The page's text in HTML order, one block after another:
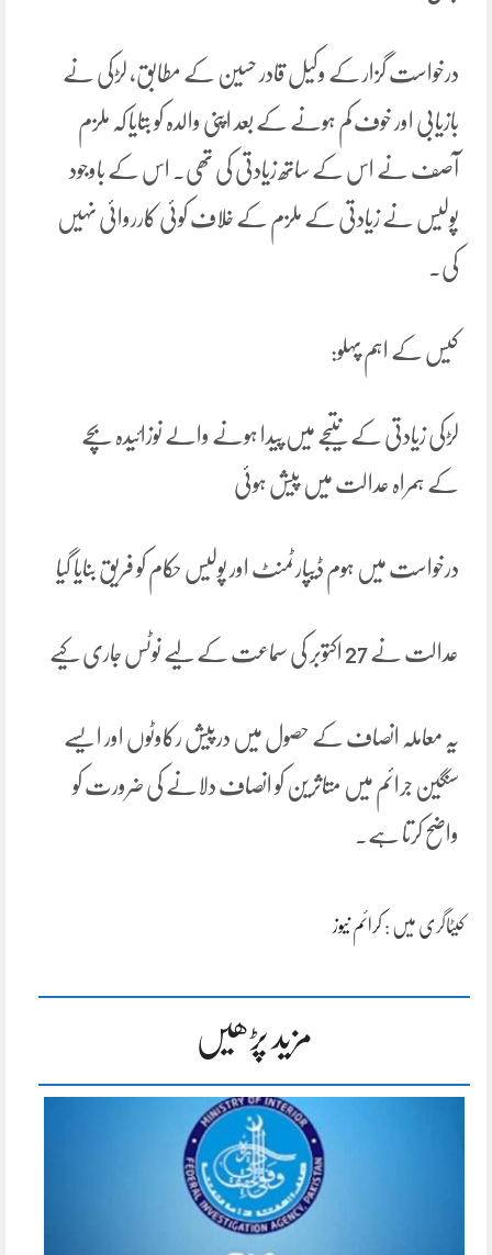
درخواست گزار کے وکیل قادر حسین کے مطابق، لڑکی نے
بازیابی اور خوف کم ہونے کے بعد اپنی والدہ کو بتایا کہ ملزم
آصف نے اس کے ساتھ زیادتی کی تھی۔ اس کے باوجود
پولیس نے زیادتی کے ملزم کے خلاف کوئی کارروائی نہیں
کی۔
کیس کے اہم پہلو:
لڑکی زیادتی کے نتیجے میں پیدا ہونے والے نوزائیدہ بچے
کے ہمراہ عدالت میں پیش ہوئی
درخواست میں ہوم ڈیپارٹمنٹ اور پولیس حکام کو فریق بنایا گیا
عدالت نے 27 اکتوبر کی سماعت کے لیے نوٹس جاری کیے
یہ معاملہ انصاف کے حصول میں درپیش رکاوٹوں اور ایسے
سنگین جرائم میں متاثرین کو انصاف دلانے کی ضرورت کو
واضح کرتا ہے۔
کیٹاگری میں : کرائم نیوز
مزید پڑھیں